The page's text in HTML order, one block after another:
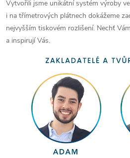
Vytvořili jsme unikátní systém výroby
i na třímetrových plátnech dokážeme
nejvyšším tiskovém rozlišení. Nechť
a inspirují Vás.